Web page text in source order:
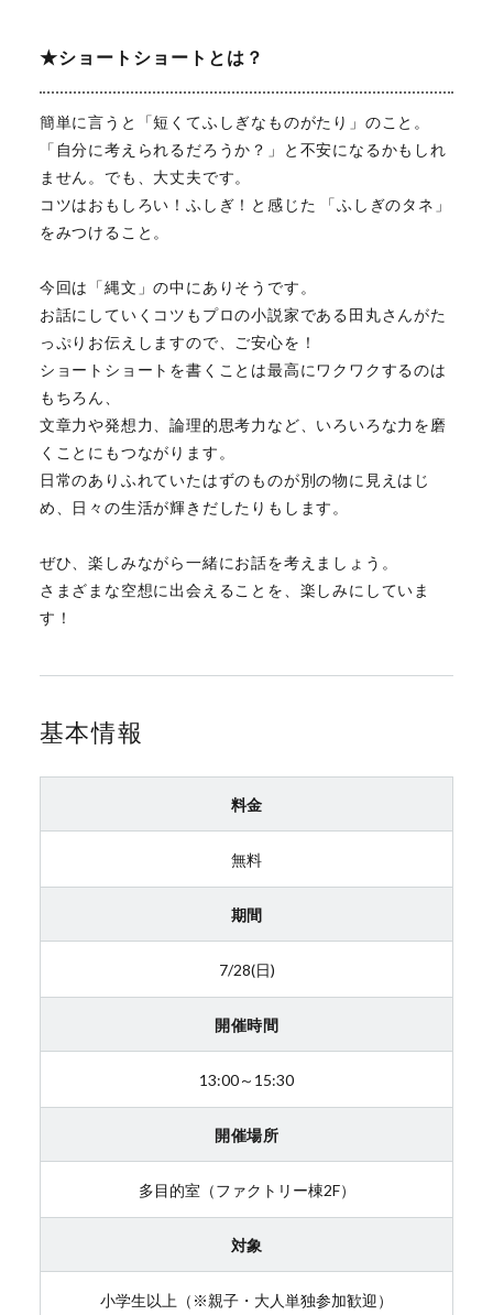
★ショートショートとは？
簡単に言うと「短くてふしぎなものがたり」のこと。
「自分に考えられるだろうか？」と不安になるかもしれ
ません。でも、大丈夫です。
コツはおもしろい！ふしぎ！と感じた 「ふしぎのタネ」
をみつけること。
今回は「縄文」の中にありそうです。
お話にしていくコツもプロの小説家である田丸さんがた
っぷりお伝えしますので、ご安心を！
ショートショートを書くことは最高にワクワクするのは
もちろん、
文章力や発想力、論理的思考力など、いろいろな力を磨
くことにもつながります。
日常のありふれていたはずのものが別の物に見えはじ
め、日々の生活が輝きだしたりもします。
ぜひ、楽しみながら一緒にお話を考えましょう。
さまざまな空想に出会えることを、楽しみにしていま
す！
基本情報
料金
無料
期間
7/28(日)
開催時間
13:00～15:30
開催場所
多目的室（ファクトリー棟2F）
対象
小学生以上（※親子・大人単独参加歓迎）